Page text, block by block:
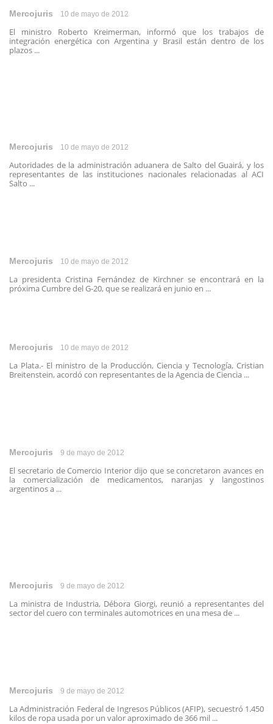
Mercojuris 10 de mayo de 2012
El ministro Roberto Kreimerman, informó que los trabajos de
integración energética con Argentina y Brasil están dentro de los
plazos ...
Mercojuris 10 de mayo de 2012
Autoridades de la administración aduanera de Salto del Guairá, y los
representantes de las instituciones nacionales relacionadas al ACI
Salto ...
Mercojuris 10 de mayo de 2012
La presidenta Cristina Fernández de Kirchner se encontrará en la
próxima Cumbre del G-20, que se realizará en junio en ...
Mercojuris 10 de mayo de 2012
La Plata.- El ministro de la Producción, Ciencia y Tecnología, Cristian
Breitenstein, acordó con representantes de la Agencia de Ciencia ...
Mercojuris 9 de mayo de 2012
El secretario de Comercio Interior dijo que se concretaron avances en
la comercialización de medicamentos, naranjas y langostinos
argentinos a ...
Mercojuris 9 de mayo de 2012
La ministra de Industria, Débora Giorgi, reunió a representantes del
sector del cuero con terminales automotrices en una mesa de ...
Mercojuris 9 de mayo de 2012
La Administración Federal de Ingresos Públicos (AFIP), secuestró 1.450
kilos de ropa usada por un valor aproximado de 366 mil ...